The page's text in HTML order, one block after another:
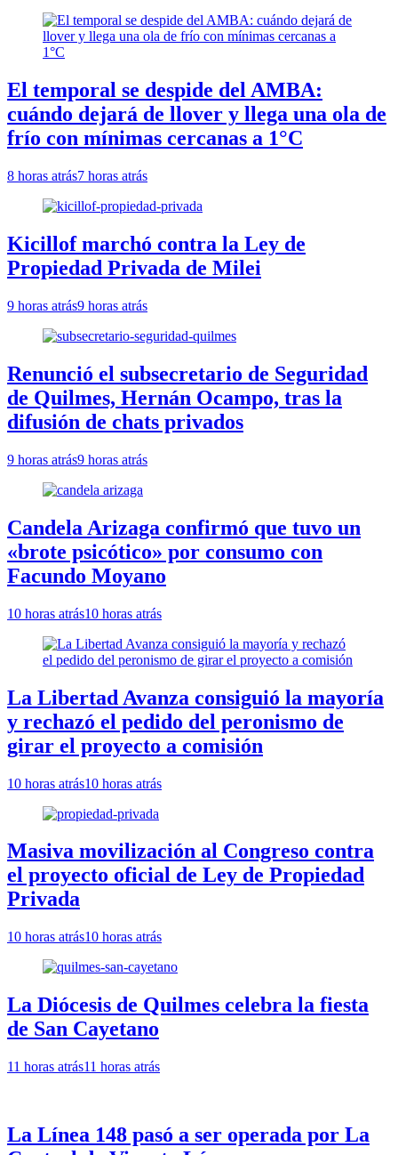
El temporal se despide del AMBA:
cuándo dejará de llover y llega una ola de
frío con mínimas cercanas a 1°C
8 horas atrás7 horas atrás
Kicillof marchó contra la Ley de
Propiedad Privada de Milei
9 horas atrás9 horas atrás
Renunció el subsecretario de Seguridad
de Quilmes, Hernán Ocampo, tras la
difusión de chats privados
9 horas atrás9 horas atrás
Candela Arizaga confirmó que tuvo un
«brote psicótico» por consumo con
Facundo Moyano
10 horas atrás10 horas atrás
La Libertad Avanza consiguió la mayoría
y rechazó el pedido del peronismo de
girar el proyecto a comisión
10 horas atrás10 horas atrás
Masiva movilización al Congreso contra
el proyecto oficial de Ley de Propiedad
Privada
10 horas atrás10 horas atrás
La Diócesis de Quilmes celebra la fiesta
de San Cayetano
11 horas atrás11 horas atrás
La Línea 148 pasó a ser operada por La